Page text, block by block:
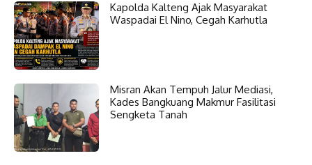
Kapolda Kalteng Ajak Masyarakat
Waspadai El Nino, Cegah Karhutla
Misran Akan Tempuh Jalur Mediasi,
Kades Bangkuang Makmur Fasilitasi
Sengketa Tanah